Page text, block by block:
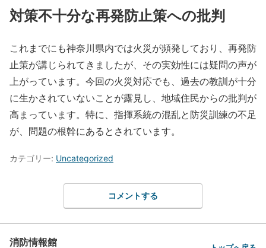
対策不十分な再発防止策への批判
これまでにも神奈川県内では火災が頻発しており、再発防
止策が講じられてきましたが、その実効性には疑問の声が
上がっています。今回の火災対応でも、過去の教訓が十分
に生かされていないことが露見し、地域住民からの批判が
高まっています。特に、指揮系統の混乱と防災訓練の不足
が、問題の根幹にあるとされています。
カテゴリー: Uncategorized
コメントする
消防情報館